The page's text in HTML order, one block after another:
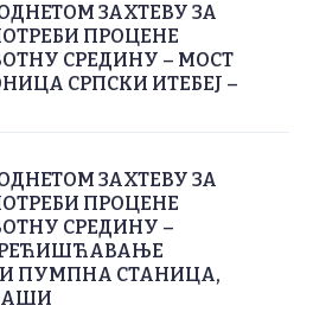
ЗАХТЕВУ ЗА
ПРОЦЕНЕ
СРЕДИНУ – МОСТ
СРПСКИ ИТЕБЕЈ –
ЗАХТЕВУ ЗА
ПРОЦЕНЕ
СРЕДИНУ –
ПУМПНА СТАНИЦА,